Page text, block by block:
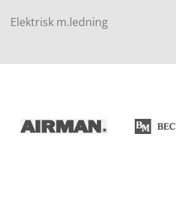
Elektrisk m.ledning